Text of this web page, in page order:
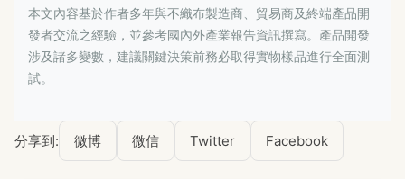
本文內容基於作者多年與不織布製造商、貿易商及終端產品開
發者交流之經驗，並參考國內外產業報告資訊撰寫。產品開發
涉及諸多變數，建議關鍵決策前務必取得實物樣品進行全面測
試。
分享到: 微博 微信 Twitter Facebook